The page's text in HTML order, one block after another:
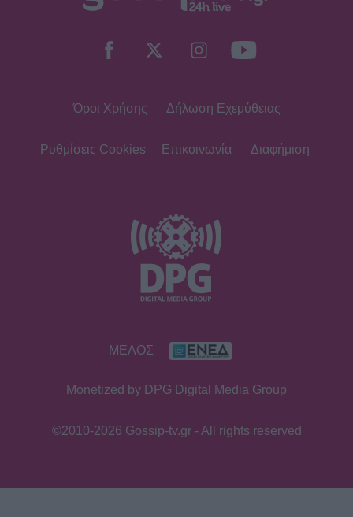
Όροι Χρήσης Δήλωση Εχεμύθειας
Ρυθμίσεις Cookies Επικοινωνία Διαφήμιση
ΜΕΛΟΣ
Monetized by DPG Digital Media Group
©2010-2026 Gossip-tv.gr - All rights reserved